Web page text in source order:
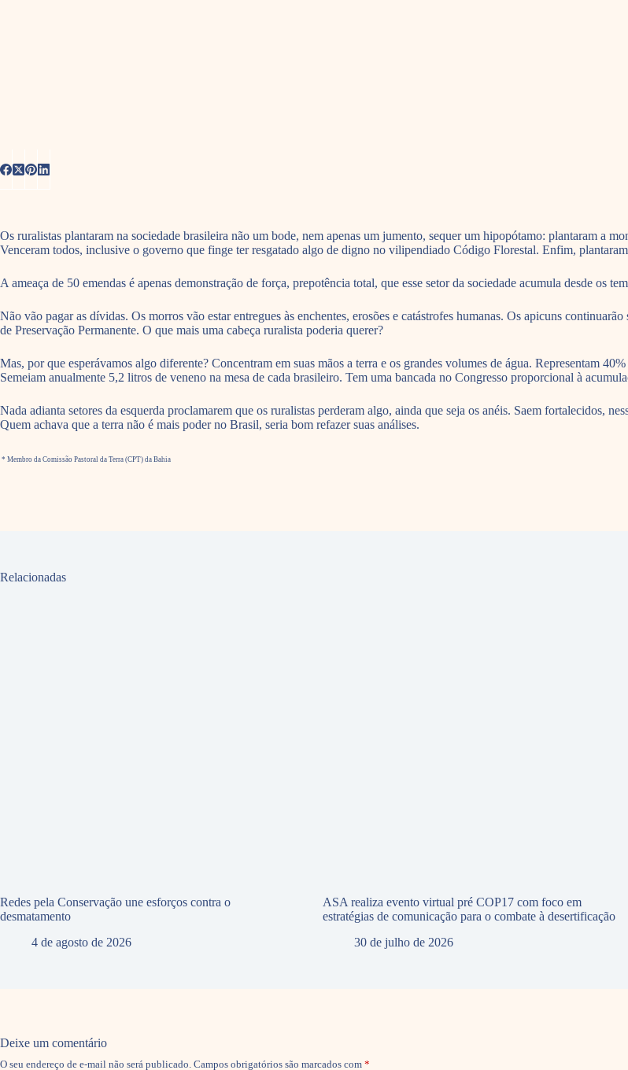
Os ruralistas plantaram na sociedade brasileira não um bode, nem apenas um jumento, sequer um hipopótamo: plantaram a
Venceram todos, inclusive o governo que finge ter resgatado algo de digno no vilipendiado Código Florestal. Enfim,
A ameaça de 50 emendas é apenas demonstração de força, prepotência total, que esse setor da sociedade acumula desde os
Não vão pagar as dívidas. Os morros vão estar entregues às enchentes, erosões e catástrofes humanas. Os apicuns
de Preservação Permanente. O que mais uma cabeça ruralista poderia querer?
Mas, por que esperávamos algo diferente? Concentram em suas mãos a terra e os grandes volumes de água. Representam
Semeiam anualmente 5,2 litros de veneno na mesa de cada brasileiro. Tem uma bancada no Congresso proporcional à
Nada adianta setores da esquerda proclamarem que os ruralistas perderam algo, ainda que seja os anéis. Saem fortalecidos,
Quem achava que a terra não é mais poder no Brasil, seria bom refazer suas análises.
* Membro da Comissão Pastoral da Terra (CPT) da Bahia
Relacionadas
Redes pela Conservação une esforços contra o
desmatamento
4 de agosto de 2026
ASA realiza evento virtual pré COP17 com foco em
estratégias de comunicação para o combate à desertificação
30 de julho de 2026
Deixe um comentário
O seu endereço de e-mail não será publicado. Campos obrigatórios são marcados com *